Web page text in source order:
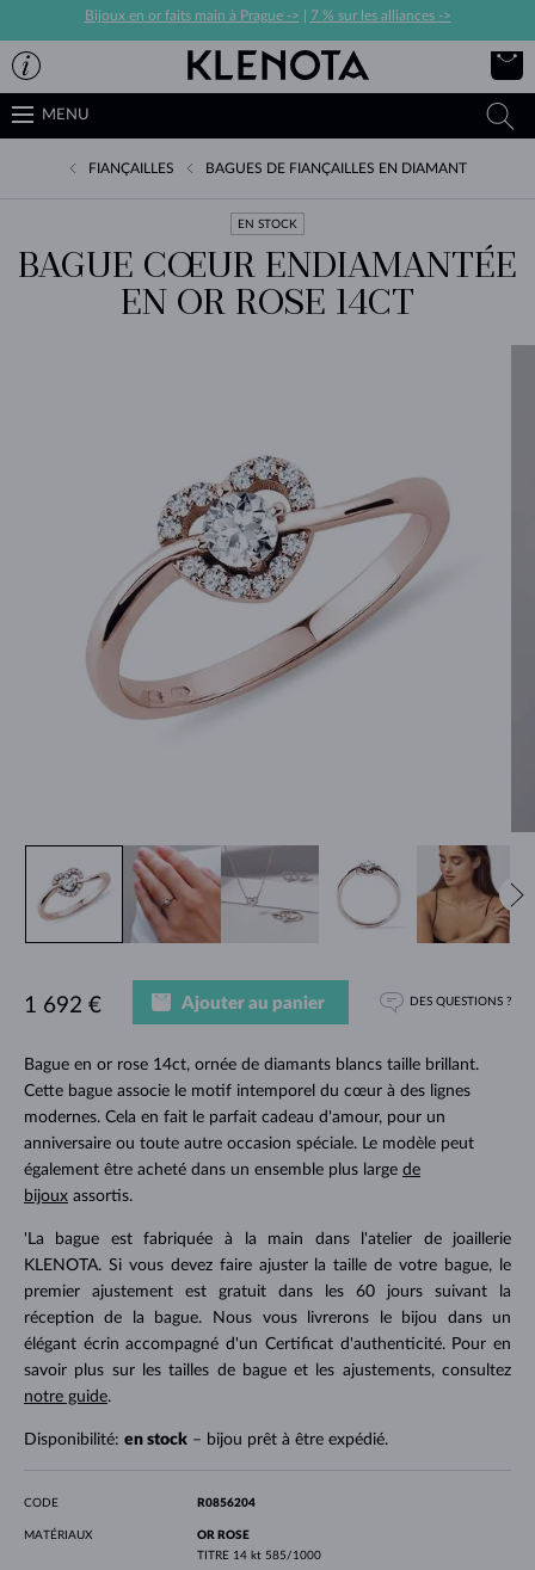
Bijoux en or faits main à Prague -> 7 % sur les alliances ->
MENU
FIANÇAILLES BAGUES DE FIANÇAILLES EN DIAMANT
EN STOCK
BAGUE CŒUR ENDIAMANTÉE
EN OR ROSE 14CT
Bague en or rose 14ct, ornée de diamants blancs taille brillant.
Cette bague associe le motif intemporel du cœur à des lignes
modernes. Cela en fait le parfait cadeau d'amour, pour un
anniversaire ou toute autre occasion spéciale. Le modèle peut
également être acheté dans un ensemble plus large de
bijouxassortis.
'La bague est fabriquée à la main dans l'atelier de joaillerie
KLENOTA. Si vous devez faire ajuster la taille de votre bague, le
premier ajustement est gratuit dans les 60 jours suivant la
réception de la bague. Nous vous livrerons le bijou dans un
élégant écrin accompagné d'un Certificat d'authenticité. Pour en
savoir plus sur les tailles de bague et les ajustements, consultez
notre guide.
Disponibilité: en stock– bijou prêt à être expédié.
1 692 € Ajouter au panier DES QUESTIONS ?
CODE R0856204
MATÉRIAUX
OR ROSE
TITRE 14 kt 585/1000